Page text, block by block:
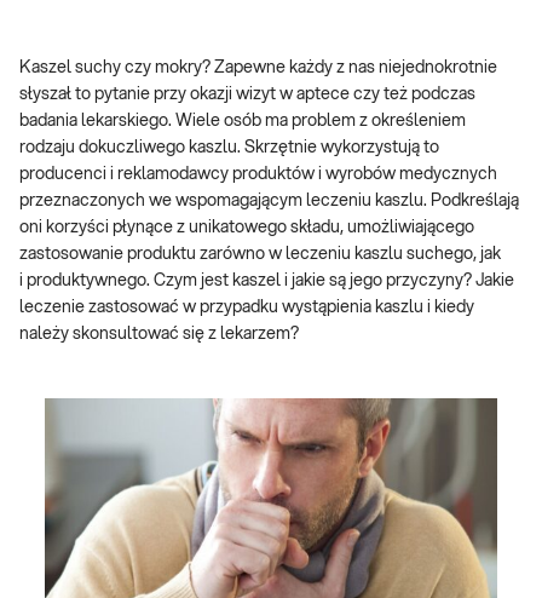
Kaszel suchy czy mokry? Zapewne każdy z nas niejednokrotnie
słyszał to pytanie przy okazji wizyt w aptece czy też podczas
badania lekarskiego. Wiele osób ma problem z określeniem
rodzaju dokuczliwego kaszlu. Skrzętnie wykorzystują to
producenci i reklamodawcy produktów i wyrobów medycznych
przeznaczonych we wspomagającym leczeniu kaszlu. Podkreślają
oni korzyści płynące z unikatowego składu, umożliwiającego
zastosowanie produktu zarówno w leczeniu kaszlu suchego, jak
i produktywnego. Czym jest kaszel i jakie są jego przyczyny? Jakie
leczenie zastosować w przypadku wystąpienia kaszlu i kiedy
należy skonsultować się z lekarzem?